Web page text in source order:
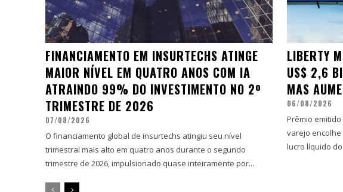
FINANCIAMENTO EM INSURTECHS ATINGE
MAIOR NÍVEL EM QUATRO ANOS COM IA
ATRAINDO 99% DO INVESTIMENTO NO 2º
TRIMESTRE DE 2026
07/08/2026
O financiamento global de insurtechs atingiu seu nível
trimestral mais alto em quatro anos durante o segundo
trimestre de 2026, impulsionado quase inteiramente por...
LIBERTY
US$ 2,6 BI
MAS
06/08/2026
Prêmio
varejo encolhe
lucro líquido